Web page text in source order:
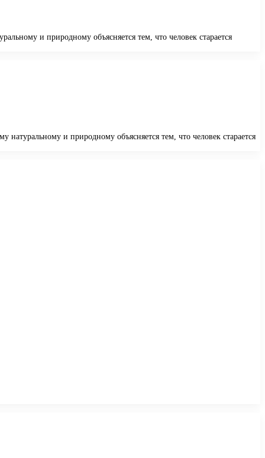
и природному объясняется тем, что человек старается
натуральному и природному объясняется тем, что человек старается